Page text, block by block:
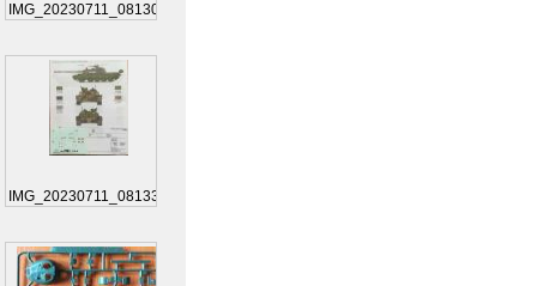
IMG_20230711_081308
IMG_20230711_081334